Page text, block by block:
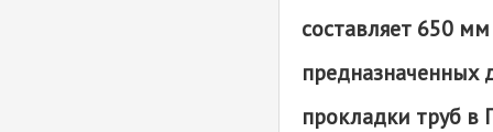
составляет 650
предназначенных
прокладки труб в